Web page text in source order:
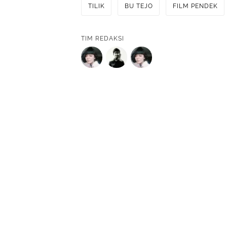
TILIK BU TEJO FILM PENDEK
TIM REDAKSI